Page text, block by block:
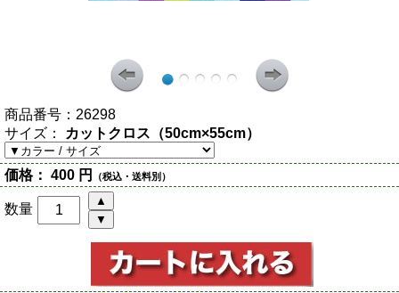
商品番号： 26298
サイズ： カットクロス（50cm×55cm）
価格： 400 円 （税込・送料別）
数量